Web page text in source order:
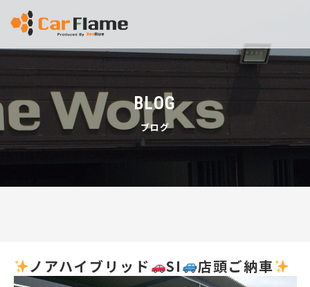
BLOG
ブログ
ノアハイブリッド SI 店頭ご納車